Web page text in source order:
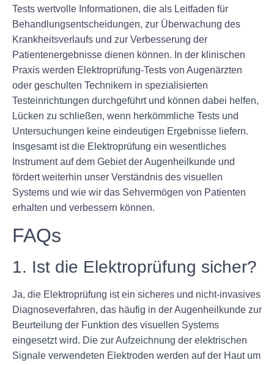
Tests wertvolle Informationen, die als Leitfaden für
Behandlungsentscheidungen, zur Überwachung des
Krankheitsverlaufs und zur Verbesserung der
Patientenergebnisse dienen können. In der klinischen
Praxis werden Elektroprüfung-Tests von Augenärzten
oder geschulten Technikern in spezialisierten
Testeinrichtungen durchgeführt und können dabei helfen,
Lücken zu schließen, wenn herkömmliche Tests und
Untersuchungen keine eindeutigen Ergebnisse liefern.
Insgesamt ist die Elektroprüfung ein wesentliches
Instrument auf dem Gebiet der Augenheilkunde und
fördert weiterhin unser Verständnis des visuellen
Systems und wie wir das Sehvermögen von Patienten
erhalten und verbessern können.
FAQs
1. Ist die Elektroprüfung sicher?
Ja, die Elektroprüfung ist ein sicheres und nicht-invasives
Diagnoseverfahren, das häufig in der Augenheilkunde zur
Beurteilung der Funktion des visuellen Systems
eingesetzt wird. Die zur Aufzeichnung der elektrischen
Signale verwendeten Elektroden werden auf der Haut um